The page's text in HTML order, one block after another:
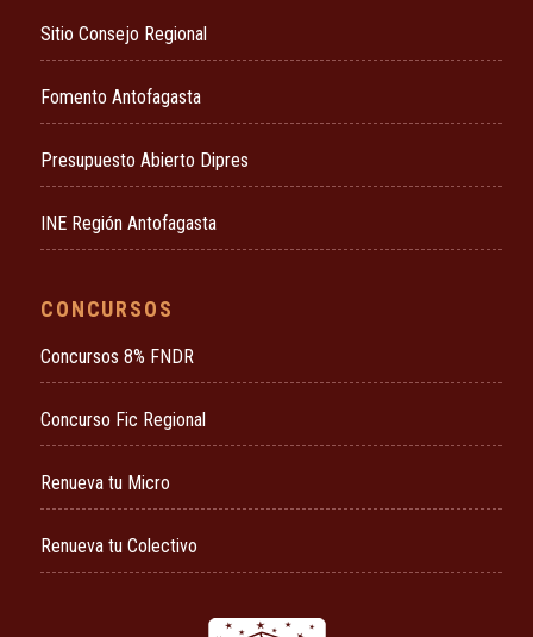
Sitio Consejo Regional
Fomento Antofagasta
Presupuesto Abierto Dipres
INE Región Antofagasta
CONCURSOS
Concursos 8% FNDR
Concurso Fic Regional
Renueva tu Micro
Renueva tu Colectivo